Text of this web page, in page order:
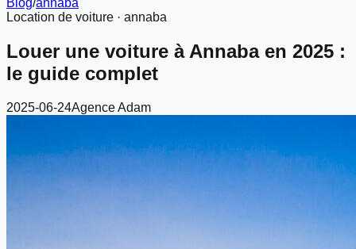
Blog/annaba
Location de voiture · annaba
Louer une voiture à Annaba en 2025 :
le guide complet
2025-06-24Agence Adam